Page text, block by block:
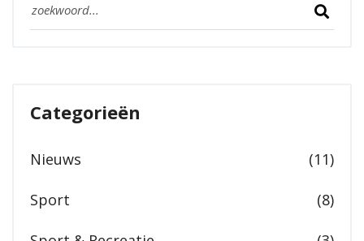
Categorieën
Nieuws (11)
Sport (8)